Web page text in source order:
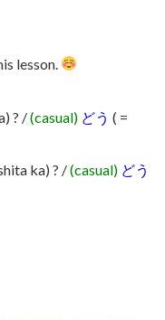
lesson.
? /(casual) どう ( =
ka) ? /(casual) どう